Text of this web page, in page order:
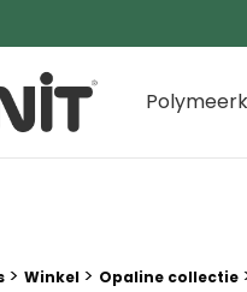
haut de gamme
trail:
> Winkel > Opaline collectie